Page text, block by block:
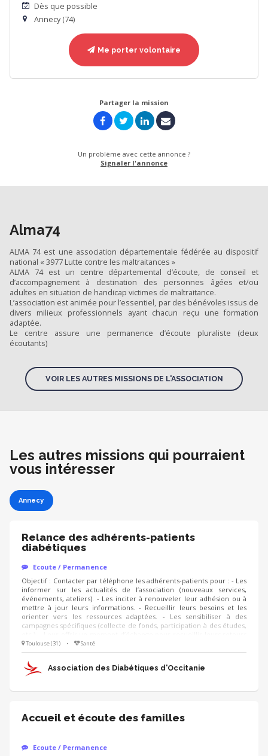
Dès que possible
Annecy (74)
Me porter volontaire
Partager la mission
Un problème avec cette annonce ?
Signaler l'annonce
Alma74
ALMA 74 est une association départementale fédérée au dispositif
national « 3977 Lutte contre les maltraitances »
ALMA 74 est un centre départemental d’écoute, de conseil et
d’accompagnement à destination des personnes âgées et/ou
adultes en situation de handicap victimes de maltraitance.
L’association est animée pour l’essentiel, par des bénévoles issus de
divers milieux professionnels ayant chacun reçu une formation
adaptée.
Le centre assure une permanence d’écoute pluraliste (deux
écoutants)
VOIR LES AUTRES MISSIONS DE L'ASSOCIATION
Les autres missions qui pourraient
vous intéresser
Annecy
Relance des adhérents-patients
diabétiques
Ecoute / Permanence
Objectif : Contacter par téléphone les adhérents-patients pour : - Les
informer sur les actualités de l’association (nouveaux services,
événements, ateliers). - Les inciter à renouveler leur adhésion ou à
mettre à jour leurs informations. - Recueillir leurs besoins et les
orienter vers les ressources adaptées. - Les sensibiliser à des
campagnes spécifiques (collecte de fonds, participation à des études,
ou répondre à leurs questions. Pourquoi cette mission est
importante ? Vous contribuez directement à améliorer la qualité de
vie des patients. Vous créez du lien et offrez un soutien moral aux
adhérents.
Toulouse (31) • Santé
Association des Diabétiques d'Occitanie
Accueil et écoute des familles
Ecoute / Permanence